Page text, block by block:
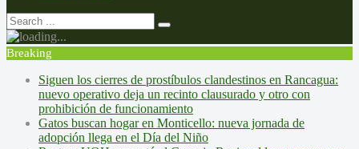
Breaking
Siguen los cierres de prostíbulos clandestinos en Rancagua:
nuevo operativo deja un recinto clausurado y otro con
prohibición de funcionamiento
Gatos buscan hogar en Monticello: nueva jornada de
adopción llega en el Día del Niño